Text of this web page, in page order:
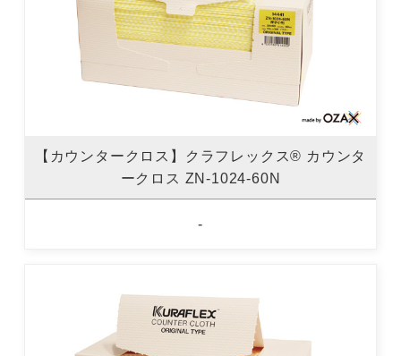
【カウンタークロス】クラフレックス® カウンタ
ークロス ZN-1024-60N
-